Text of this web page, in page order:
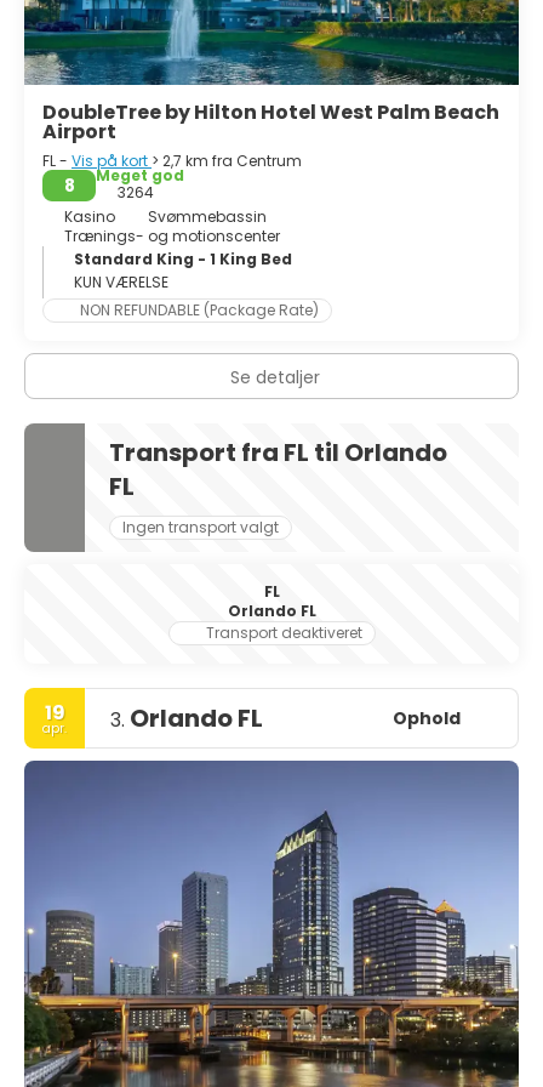
DoubleTree by Hilton Hotel West Palm Beach
Airport
FL - Vis på kort > 2,7 km fra Centrum
8
Meget god
3264
Kasino
Svømmebassin
Trænings- og motionscenter
Standard King - 1 King Bed
KUN VÆRELSE
NON REFUNDABLE (Package Rate)
Se detaljer
Transport fra FL til Orlando
FL
Ingen transport valgt
FL
Orlando FL
Transport deaktiveret
19
apr. 3. Orlando FL Ophold